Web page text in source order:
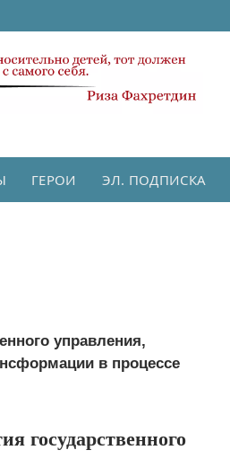
ГЕРОИ ЭЛ. ПОДПИСКА
управления,
в процессе
государственного